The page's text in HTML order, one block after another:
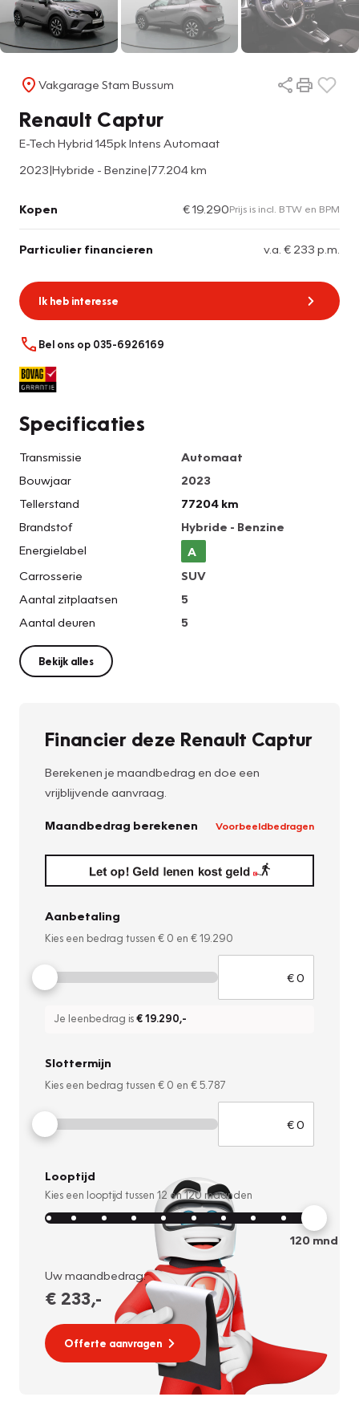
Vakgarage Stam Bussum
Renault Captur
E-Tech Hybrid 145pk Intens Automaat
2023|Hybride - Benzine|77.204 km
Kopen € 19.290Prijs is incl. BTW en BPM
Particulier financieren v.a. € 233 p.m.
Ik heb interesse
Bel ons op 035-6926169
Specificaties
Transmissie
Automaat
Bouwjaar
2023
Tellerstand
77204 km
Brandstof
Hybride - Benzine
Energielabel
A
Carrosserie
SUV
Aantal zitplaatsen
5
Aantal deuren
5
Bekijk alles
Financier deze Renault Captur
Berekenen je maandbedrag en doe een
vrijblijvende aanvraag.
Maandbedrag berekenen Voorbeeldbedragen
Aanbetaling
Kies een bedrag tussen € 0 en € 19.290
Je leenbedrag is€ 19.290,-
Slottermijn
Kies een bedrag tussen € 0 en € 5.787
Looptijd
Kies een looptijd tussen 12 en120 maanden
120mnd
Uw maandbedrag:
€ 233,-
Offerte aanvragen